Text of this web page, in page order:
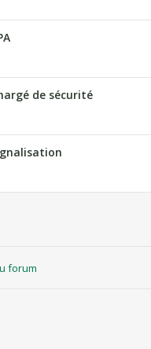
de sécurité
forum